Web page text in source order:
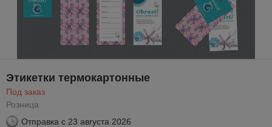
Этикетки термокартонные
Под заказ
Розница
Отправка с 23 августа 2026